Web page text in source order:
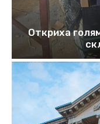
Откриха